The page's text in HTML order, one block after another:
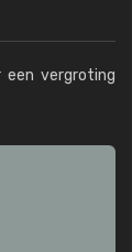
een vergroting